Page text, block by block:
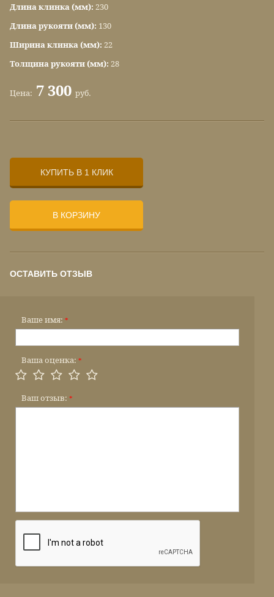
Длина клинка (мм): 230
Длина рукояти (мм): 130
Ширина клинка (мм): 22
Толщина рукояти (мм): 28
Цена: 7 300 руб.
КУПИТЬ В 1 КЛИК
В КОРЗИНУ
ОСТАВИТЬ ОТЗЫВ
Ваше имя: *
Ваша оценка: *
Ваш отзыв: *